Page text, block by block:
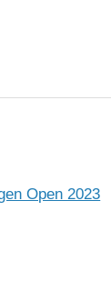
Open 2023